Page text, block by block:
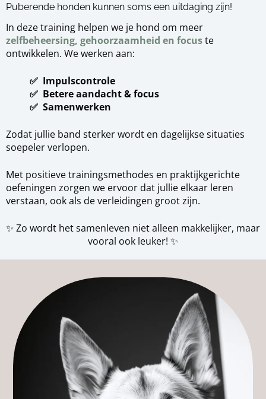
Puberende honden kunnen soms een uitdaging zijn!
In deze training helpen we je hond om meer
zelfbeheersing, gehoorzaamheid en focuste
ontwikkelen. We werken aan:
✅ Impulscontrole
✅ Betere aandacht & focus
✅ Samenwerken
Zodat jullie band sterker wordt en dagelijkse situaties
soepeler verlopen.
Met positieve trainingsmethodes en praktijkgerichte
oefeningen zorgen we ervoor dat jullie elkaar leren
verstaan, ook als de verleidingen groot zijn.
✨ Zo wordt het samenleven niet alleen makkelijker, maar
vooral ook leuker! ✨